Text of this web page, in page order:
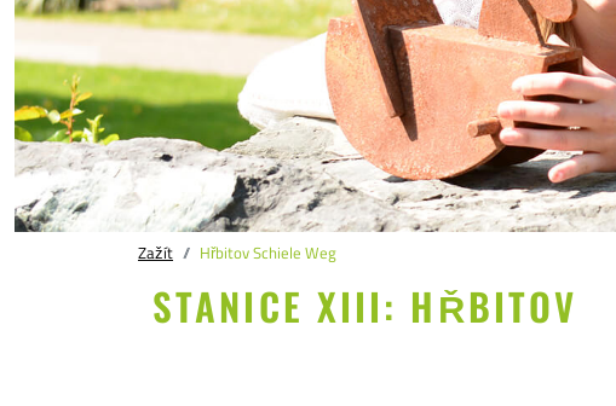
Zažít Hřbitov Schiele Weg
STANICE XIII: HŘBITOV